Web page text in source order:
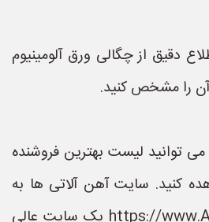
دقیق از چگالی ورق آلومینیوم
آن را مشخص کنید.
توانید لیست بهترین فروشنده
کنید. سایت آهن آلاتی ها به
نشانی https://www.AhanAlatiHa.ir یک سایت عالی